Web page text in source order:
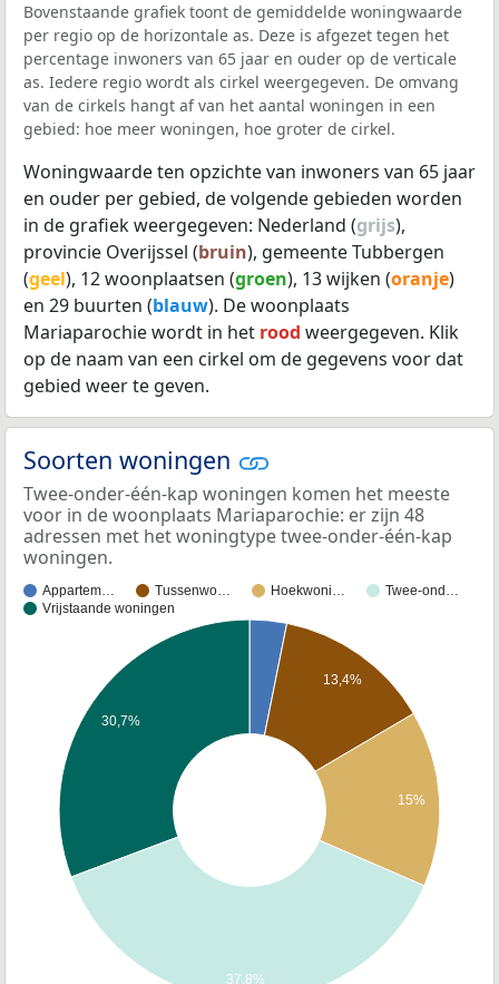
Bovenstaande grafiek toont de gemiddelde woningwaarde
per regio op de horizontale as. Deze is afgezet tegen het
percentage inwoners van 65 jaar en ouder op de verticale
as. Iedere regio wordt als cirkel weergegeven. De omvang
van de cirkels hangt af van het aantal woningen in een
gebied: hoe meer woningen, hoe groter de cirkel.
Woningwaarde ten opzichte van inwoners van 65 jaar
en ouder per gebied, de volgende gebieden worden
in de grafiek weergegeven: Nederland (grijs),
provincie Overijssel (bruin), gemeente Tubbergen
(geel), 12 woonplaatsen (groen), 13 wijken (oranje)
en 29 buurten (blauw). De woonplaats
Mariaparochie wordt in het rood weergegeven. Klik
op de naam van een cirkel om de gegevens voor dat
gebied weer te geven.
Soorten woningen
Twee-onder-één-kap woningen komen het meeste
voor in de woonplaats Mariaparochie: er zijn 48
adressen met het woningtype twee-onder-één-kap
woningen.
Appartem… Tussenwo… Hoekwoni…
Twee-ond…
Vrijstaande woningen
13,4%
15%
30,7%
37,8%